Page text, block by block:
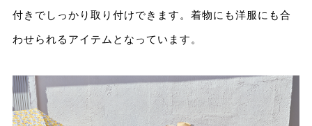
付きでしっかり取り付けできます。着物にも洋服にも合
わせられるアイテムとなっています。